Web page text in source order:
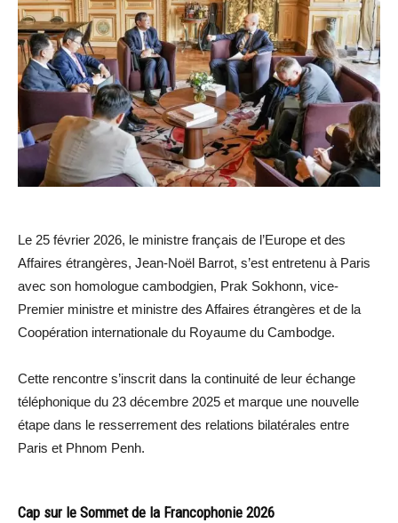
Le 25 février 2026, le ministre français de l’Europe et des
Affaires étrangères, Jean-Noël Barrot, s’est entretenu à Paris
avec son homologue cambodgien, Prak Sokhonn, vice-
Premier ministre et ministre des Affaires étrangères et de la
Coopération internationale du Royaume du Cambodge.
Cette rencontre s’inscrit dans la continuité de leur échange
téléphonique du 23 décembre 2025 et marque une nouvelle
étape dans le resserrement des relations bilatérales entre
Paris et Phnom Penh.
Cap sur le Sommet de la Francophonie 2026